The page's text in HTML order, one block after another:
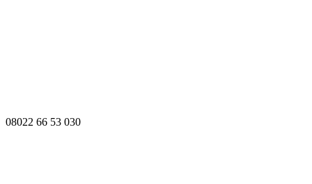
08022 66 53 030